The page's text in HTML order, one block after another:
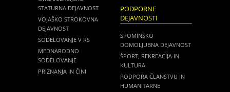
STATURNA DEJAVNOST
VOJAŠKO STROKOVNA
DEJAVNOST
SODELOVANJE V RS
MEDNARODNO
SODELOVANJE
PRIZNANJA IN ČINI
PODPORNE
DEJAVNOSTI
SPOMINSKO
DOMOLJUBNA DEJAVNOST
ŠPORT, REKREACIJA IN
KULTURA
PODPORA ČLANSTVU IN
HUMANITARNE